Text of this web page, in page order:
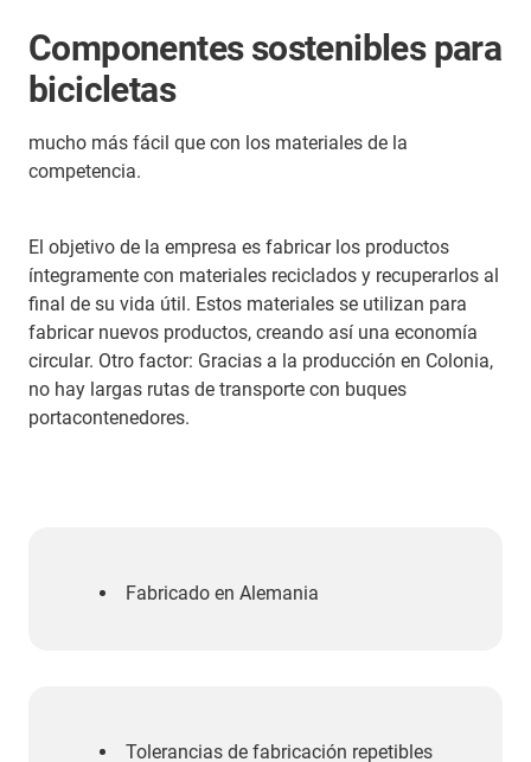
Componentes sostenibles para
bicicletas
mucho más fácil que con los materiales de la
competencia.
El objetivo de la empresa es fabricar los productos
íntegramente con materiales reciclados y recuperarlos al
final de su vida útil. Estos materiales se utilizan para
fabricar nuevos productos, creando así una economía
circular. Otro factor: Gracias a la producción en Colonia,
no hay largas rutas de transporte con buques
portacontenedores.
Fabricado en Alemania
Tolerancias de fabricación repetibles